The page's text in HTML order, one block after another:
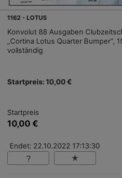
1162 - LOTUS
Konvolut 88 Ausgaben
„Cortina Lotus Quarter Bumper“,
vollständig
Startpreis: 10,00 €
Startpreis
10,00 €
Endet: 22.10.2022 17:13:30